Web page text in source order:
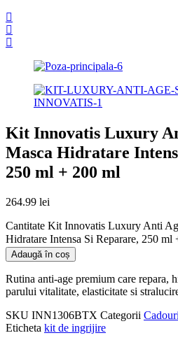
Kit Innovatis Luxury
Masca Hidratare
250 ml + 200 ml
264.99 lei
Cantitate Kit Innovatis Luxury Anti
Hidratare Intensa Si Reparare, 250 ml
Adaugă în coș
Rutina anti-age premium care repara,
parului vitalitate, elasticitate si
SKU INN1306BTX Categorii Cadouri
Eticheta kit de ingrijire